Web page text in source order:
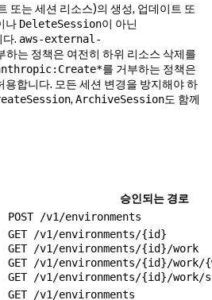
또는 세션 리소스)의 생성, 업데이트 또
나 DeleteSession이 아닌
. aws-external-
하는 정책은 여전히 하위 리소스 삭제를
를 거부하는 정책은
용합니다. 모든 세션 변경을 방지해야 하
, ArchiveSession도 함께
승인되는 경로
POST /v1/environments
GET /v1/environments/{id}
GET /v1/environments/{id}/work
GET /v1/environments/{id}/work/
GET /v1/environments/{id}/work/
GET /v1/environments